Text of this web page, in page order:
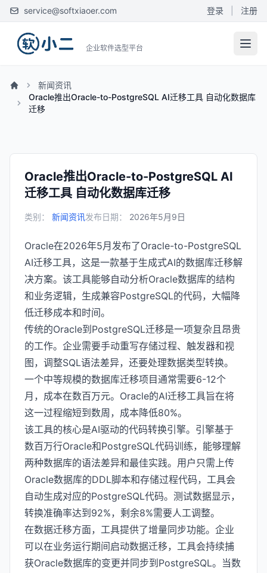
service@softxiaoer.com 登录 注册
企业软件选型平台
新闻资讯
Oracle推出Oracle-to-PostgreSQL AI迁移工具 自动化数据库
迁移
Oracle推出Oracle-to-PostgreSQL AI
迁移工具 自动化数据库迁移
类别： 新闻资讯发布日期： 2026年5月9日
Oracle在2026年5月发布了Oracle-to-PostgreSQL
AI迁移工具，这是一款基于生成式AI的数据库迁移解
决方案。该工具能够自动分析Oracle数据库的结构
和业务逻辑，生成兼容PostgreSQL的代码，大幅降
低迁移成本和时间。
传统的Oracle到PostgreSQL迁移是一项复杂且昂贵
的工作。企业需要手动重写存储过程、触发器和视
图，调整SQL语法差异，还要处理数据类型转换。
一个中等规模的数据库迁移项目通常需要6-12个
月，成本在数百万元。Oracle的AI迁移工具旨在将
这一过程缩短到数周，成本降低80%。
该工具的核心是AI驱动的代码转换引擎。引擎基于
数百万行Oracle和PostgreSQL代码训练，能够理解
两种数据库的语法差异和最佳实践。用户只需上传
Oracle数据库的DDL脚本和存储过程代码，工具会
自动生成对应的PostgreSQL代码。测试数据显示，
转换准确率达到92%，剩余8%需要人工调整。
在数据迁移方面，工具提供了增量同步功能。企业
可以在业务运行期间启动数据迁移，工具会持续捕
获Oracle数据库的变更并同步到PostgreSQL。当数